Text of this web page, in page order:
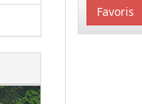
Favoris